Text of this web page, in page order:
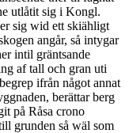
utlåtit sig i Kongl.
sig wid ett skiähligt
angår, så intygar
intil gräntsande
af tall och gran uti
ifrån något annat
berättar berg
på Råsa crono
grunden så wäl som